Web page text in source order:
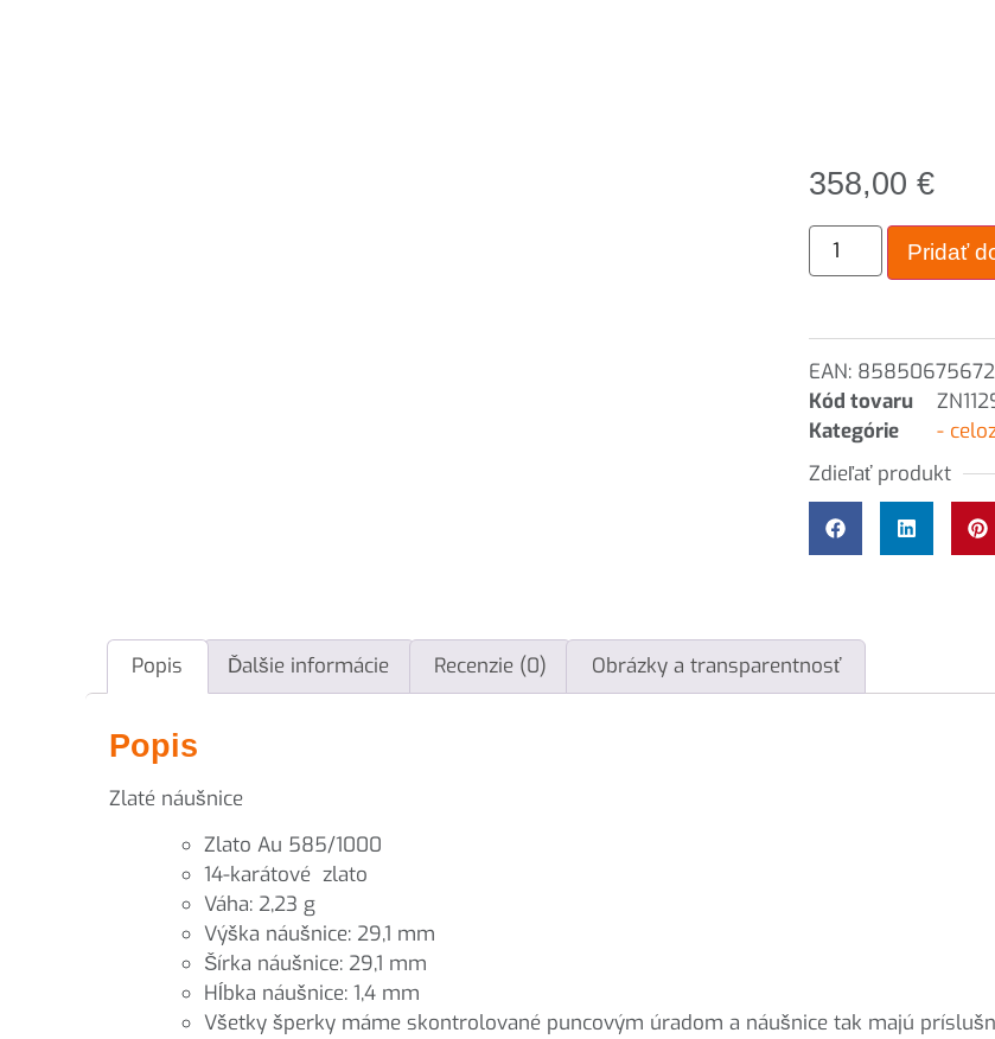
358,00 €
Pridať
EAN:
Kód tovaru
Kategórie
-
Zdieľať produkt
Popis Ďalšie informácie Recenzie (0) Obrázky a transparentnosť
Popis
Zlaté náušnice
Zlato Au 585/1000
14-karátové zlato
Váha: 2,23 g
Výška náušnice: 29,1 mm
Šírka náušnice: 29,1 mm
Hĺbka náušnice: 1,4 mm
Všetky šperky máme skontrolované puncovým úradom a náušnice tak majú